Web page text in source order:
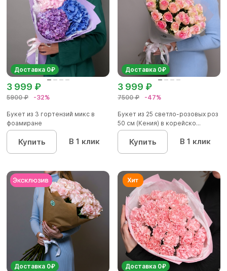
Доставка 0₽
5900 ₽ -32%
3 999 ₽
Букет из 3 гортензий микс в
фоамиране
Купить В 1 клик
Доставка 0₽
7500 ₽ -47%
3 999 ₽
Букет из 25 светло-розовых роз
50 см (Кения) в корейско...
Купить В 1 клик
Доставка 0₽ Доставка 0₽